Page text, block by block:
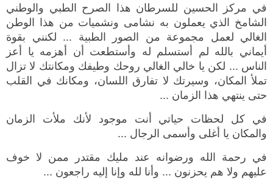
في مركز الحسين للسرطان هذا الصرح الطبي والوطني
الشامخ الذي يعملون به نشامى ونشميات من هذا الوطن
الغالي لعمل مجموعة من الصور الطبية ... لكنني بقوة
أيماني بالله لم أستسلم له وأستطعت أن أهزمه يا أعز
الناس ... لكن يا خالي الغالي روحك وطيفك ومكانتك لا تزال
تملأ المكان، وسيرتك لا تفارق اللسان، ومكانك في القلب
حتى ينتهي هذا الزمان ...
في كل لحظات حياتي أنت موجود لأنك ملأت الزمان
والمكان يا أغلى وأسمى الرجال ...
في رحمة الله ورضوانه عند مليك مقتدر ممن لا خوف
عليهم ولا هم يحزنون ... وأنا لله وإنا إليه راجعون ...